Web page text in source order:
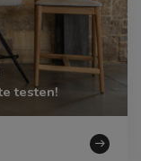
testen!